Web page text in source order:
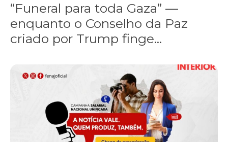
“Funeral para toda Gaza” —
enquanto o Conselho da Paz
criado por Trump finge...
Assinada nova CCT de jornais e revistas do interior